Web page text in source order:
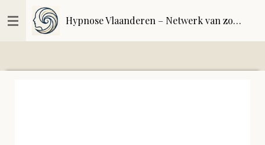
direct
Hypnose Vlaanderen – Netwerk van zorgvuldig geselecteerde hypnoseprofessionals | kwaliteitsregister